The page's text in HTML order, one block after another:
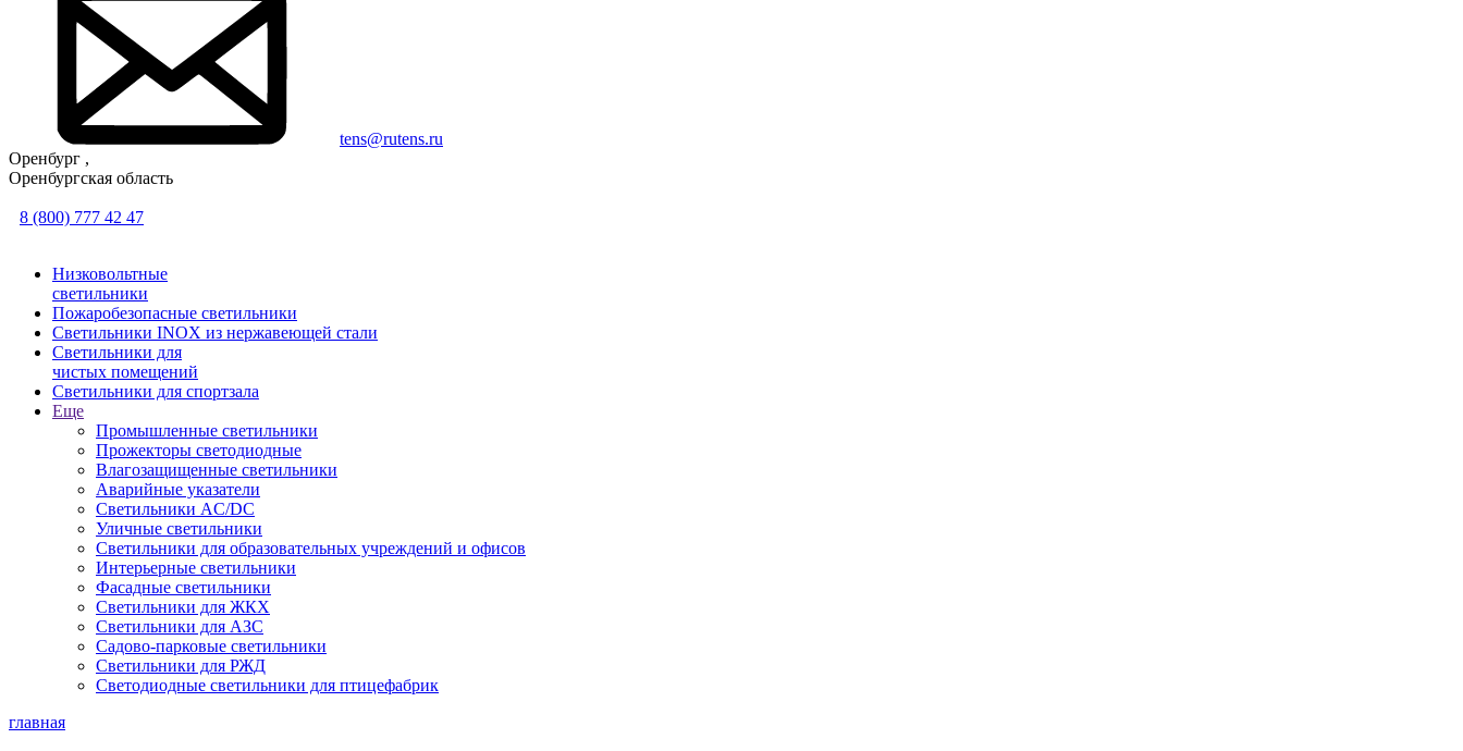
tens@rutens.ru
Оренбург ,
Оренбургская область
8 (800) 777 42 47
Низковольтные
светильники
Пожаробезопасные светильники
Светильники INOX из нержавеющей стали
Светильники для
чистых помещений
Светильники для спортзала
Еще
Промышленные светильники
Прожекторы светодиодные
Влагозащищенные светильники
Аварийные указатели
Светильники AC/DC
Уличные светильники
Светильники для образовательных учреждений и офисов
Интерьерные светильники
Фасадные светильники
Светильники для ЖКХ
Светильники для АЗС
Садово-парковые светильники
Светильники для РЖД
Светодиодные светильники для птицефабрик
главная